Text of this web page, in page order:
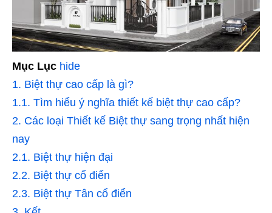
Mục Lục hide
1. Biệt thự cao cấp là gì?
1.1. Tìm hiểu ý nghĩa thiết kế biệt thự cao cấp?
2. Các loại Thiết kế Biệt thự sang trọng nhất hiện
nay
2.1. Biệt thự hiện đại
2.2. Biệt thự cổ điển
2.3. Biệt thự Tân cổ điển